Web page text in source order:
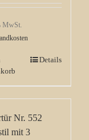
MwSt.
Details
Nr. 552
mit 3